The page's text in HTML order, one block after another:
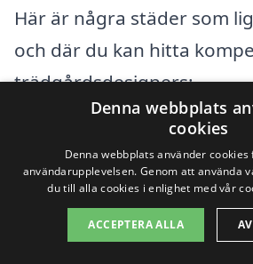
Här är några städer som
och där du kan hitta
trädgårdsdesigners:
Tyresö
Nynäshamn
Denna webbplats
cookies
Denna webbplats använder
användarupplevelsen. Genom att använda
du till alla cookies i enlighet med vår
ACCEPTERA ALLA